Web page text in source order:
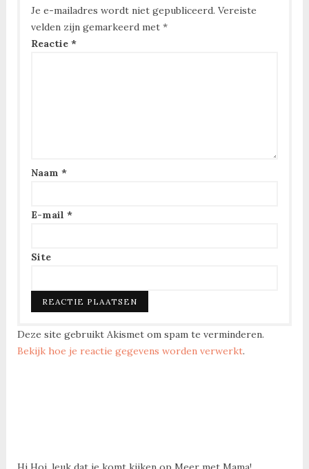
Je e-mailadres wordt niet gepubliceerd. Vereiste
velden zijn gemarkeerd met *
Reactie *
Naam *
E-mail *
Site
Deze site gebruikt Akismet om spam te verminderen.
Bekijk hoe je reactie gegevens worden verwerkt.